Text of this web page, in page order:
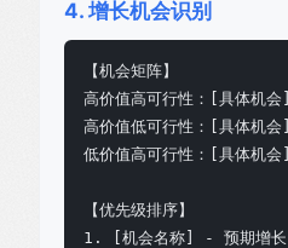
4. 增长机会识别
【机会矩阵】
高价值高可行性：[具体机会]
高价值低可行性：[具体机会]
低价值高可行性：[具体机会]
【优先级排序】
1. [机会名称] - 预期增长